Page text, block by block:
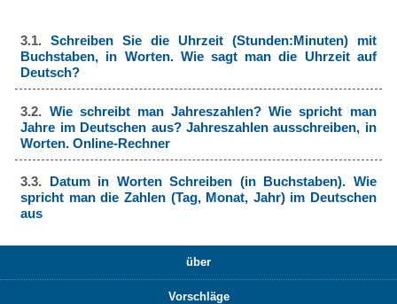
3.1.Schreiben Sie die Uhrzeit (Stunden:Minuten) mit
Buchstaben, in Worten. Wie sagt man die Uhrzeit auf
Deutsch?
3.2. Wie schreibt man Jahreszahlen? Wie spricht man
Jahre im Deutschen aus? Jahreszahlen ausschreiben, in
Worten. Online-Rechner
3.3. Datum in Worten Schreiben (in Buchstaben). Wie
spricht man die Zahlen (Tag, Monat, Jahr) im Deutschen
aus
über
Vorschläge